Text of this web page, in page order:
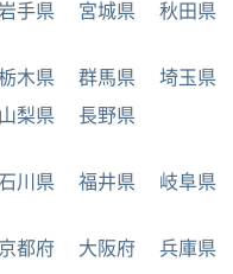
岩手県 宮城県 秋田県
木県 群馬県 埼玉県
山梨県 長野県
川県 福井県 岐阜県
京都府 大阪府 兵庫県